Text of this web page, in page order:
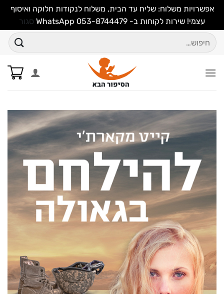
אפשרויות משלוח: שליח עד הבית, משלוח לנקודות חלוקה ואיסוף
עצמי! שירות לקוחות ב- WhatsApp 053-8744479
סגור
Skipחיפוש
עבור: